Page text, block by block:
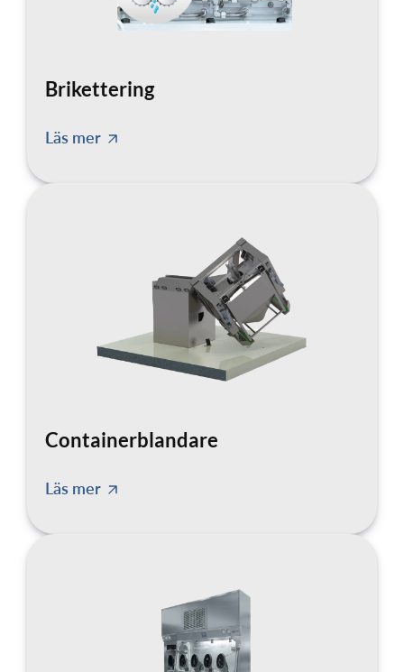
Brikettering
Läs mer
Containerblandare
Läs mer